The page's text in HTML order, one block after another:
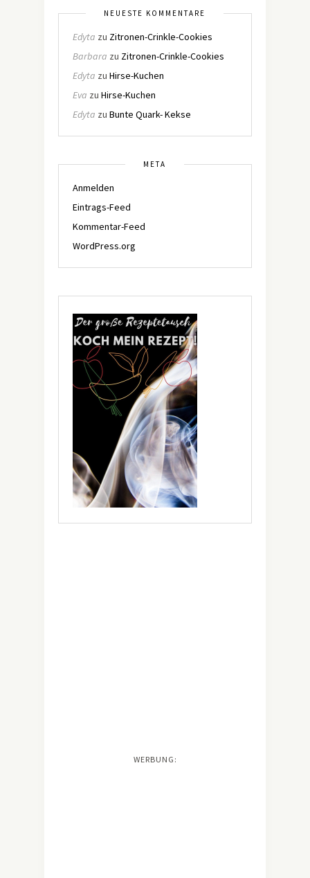
NEUESTE KOMMENTARE
Edyta zu Zitronen-Crinkle-Cookies
Barbara zu Zitronen-Crinkle-Cookies
Edyta zu Hirse-Kuchen
Eva zu Hirse-Kuchen
Edyta zu Bunte Quark- Kekse
META
Anmelden
Eintrags-Feed
Kommentar-Feed
WordPress.org
WERBUNG: